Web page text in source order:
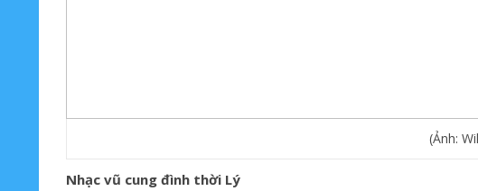
(Ảnh:
Nhạc vũ cung đình thời Lý